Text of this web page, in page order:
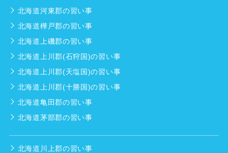
北海道河東郡の習い事
北海道樺戸郡の習い事
北海道上磯郡の習い事
北海道上川郡(石狩国)の習い事
北海道上川郡(天塩国)の習い事
北海道上川郡(十勝国)の習い事
北海道亀田郡の習い事
北海道茅部郡の習い事
北海道川上郡の習い事